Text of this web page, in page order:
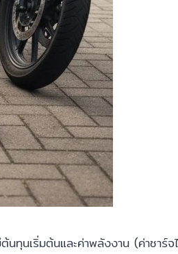
ทุนเริ่มต้นและค่าพลังงาน (ค่าชาร์